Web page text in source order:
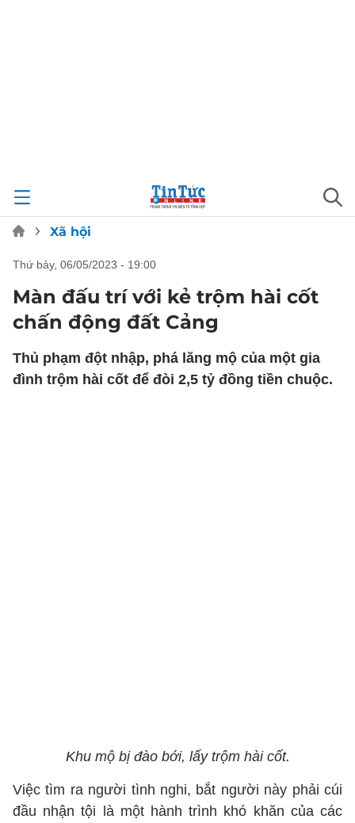
Xã hội
thứ bảy, 06/05/2023 - 19:00
Màn đấu trí với kẻ trộm hài cốt
chấn động đất Cảng
Thủ phạm đột nhập, phá lăng mộ của một gia
đình trộm hài cốt để đòi 2,5 tỷ đồng tiền chuộc.
Khu mộ bị đào bới, lấy trộm hài cốt.
Việc tìm ra người tình nghi, bắt người này phải cúi
đầu nhận tội là một hành trình khó khăn của các